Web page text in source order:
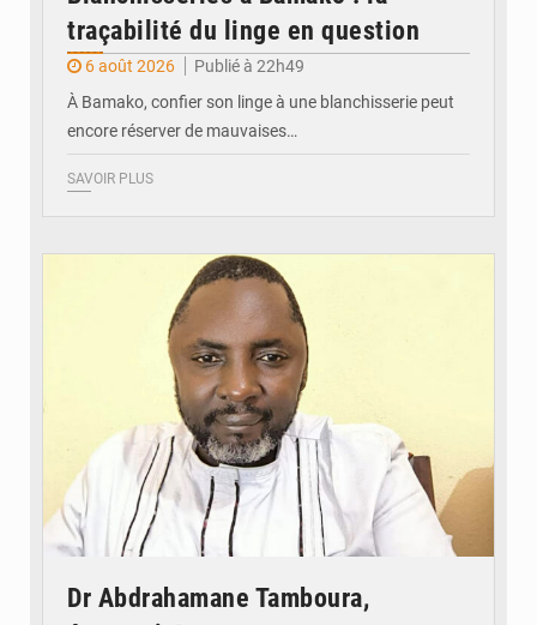
traçabilité du linge en question
6 août 2026
Publié à 22h49
À Bamako, confier son linge à une blanchisserie peut
encore réserver de mauvaises…
SAVOIR PLUS
Dr Abdrahamane Tamboura,